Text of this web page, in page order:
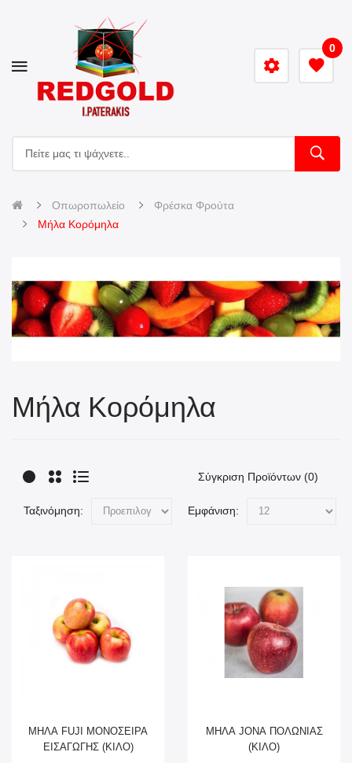
0
Οπωροπωλείο
Φρέσκα Φρούτα
Μήλα Κορόμηλα
Μήλα Κορόμηλα
Σύγκριση Προϊόντων (0)
Ταξινόμηση: Εμφάνιση:
ΜΗΛΑ FUJI ΜΟΝΟΣΕΙΡΑ
ΕΙΣΑΓΩΓΗΣ (ΚΙΛΟ)
ΜΗΛΑ JONA ΠΟΛΩΝΙΑΣ
(ΚΙΛΟ)